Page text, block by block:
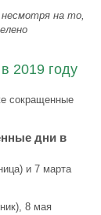
на то,
2019 году
сокращенные
дни в
и 7 марта
8 мая